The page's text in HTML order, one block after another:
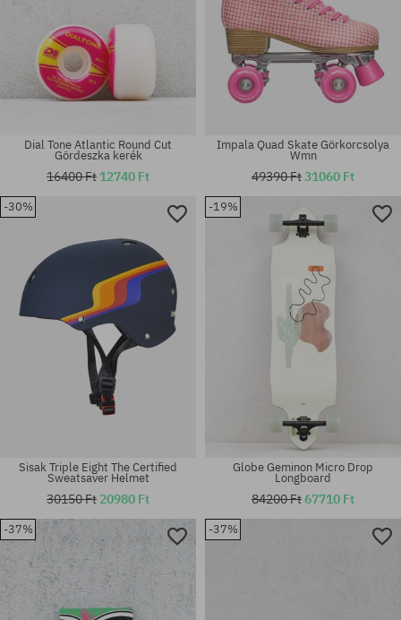
Elérhető méretek:
Elérhető méretek:
Elérhető méretek:
Dial Tone Atlantic Round Cut
Gördeszka kerék
16400 Ft 12740 Ft
Elérhető méretek:
Impala Quad Skate Görkorcsolya
Wmn
49390 Ft31060 Ft
-30%
Sisak Triple Eight The Certified
Sweatsaver Helmet
30150 Ft 20980 Ft
-19%
Globe Geminon Micro Drop
Longboard
84200 Ft67710 Ft
-37% -37%